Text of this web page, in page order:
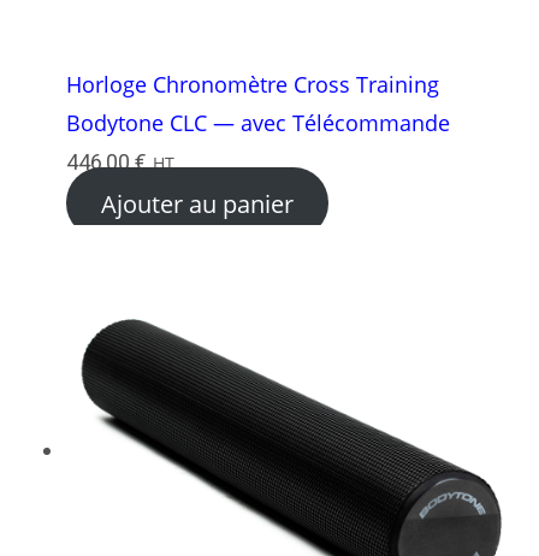
Horloge Chronomètre Cross Training
Bodytone CLC — avec Télécommande
446,00€ HT
Ajouter au panier